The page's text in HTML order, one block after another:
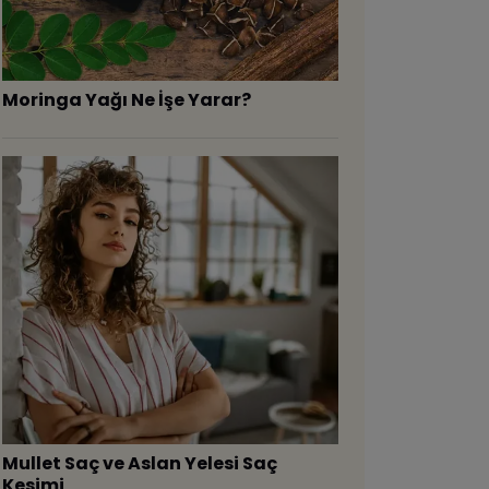
Moringa Yağı Ne İşe Yarar?
Mullet Saç ve Aslan Yelesi Saç